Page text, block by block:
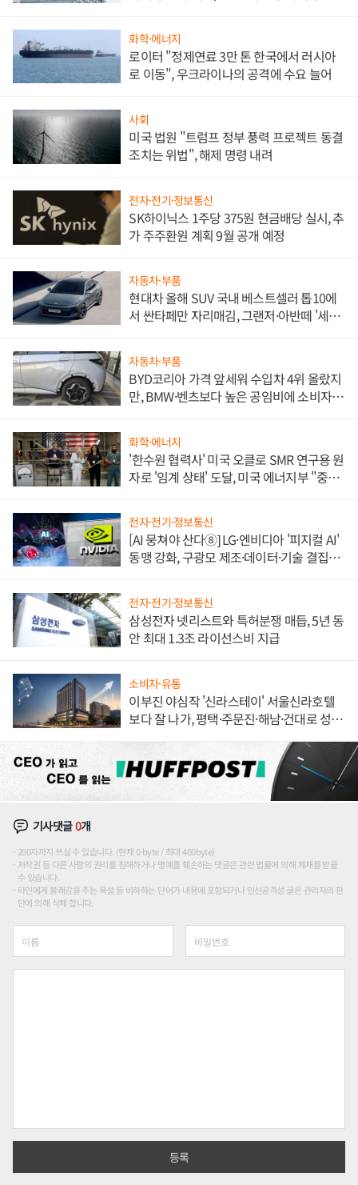
화학·에너지
로이터 "정제연료 3만 톤 한국에서 러시아
로 이동", 우크라이나의 공격에 수요 늘어
사회
미국 법원 "트럼프 정부 풍력 프로젝트 동결
조치는 위법", 해제 명령 내려
전자·전기·정보통신
SK하이닉스 1주당 375원 현금배당 실시, 추
가 주주환원 계획 9월 공개 예정
자동차·부품
현대차 올해 SUV 국내 베스트셀러 톱10에
서 싼타페만 자리매김, 그랜저·아반떼 '세단
자동차·부품
BYD코리아 가격 앞세워 수입차 4위 올랐지
만, BMW·벤츠보다 높은 공임비에 소비자
화학·에너지
'한수원 협력사' 미국 오클로 SMR 연구용 원
자로 '임계 상태' 도달, 미국 에너지부 "중요
전자·전기·정보통신
[AI 뭉쳐야 산다⑧] LG·엔비디아 '피지컬 AI'
동맹 강화, 구광모 제조·데이터·기술 결집
전자·전기·정보통신
삼성전자 넷리스트와 특허분쟁 매듭, 5년 동
안 최대 1.3조 라이선스비 지급
소비자·유통
이부진 야심작 '신라스테이' 서울신라호텔
보다 잘 나가, 평택·주문진·해남·건대로 성
기사댓글0개
200자까지 쓰실 수 있습니다. (현재 0 byte / 최대 400byte)
저작권 등 다른 사람의 권리를 침해하거나 명예를 훼손하는 댓글은 관련 법률에 의해 제재를 받을
수 있습니다.
타인에게 불쾌감을 주는 욕설 등 비하하는 단어가 내용에 포함되거나 인신공격성 글은 관리자의 판
단에 의해 삭제 합니다.